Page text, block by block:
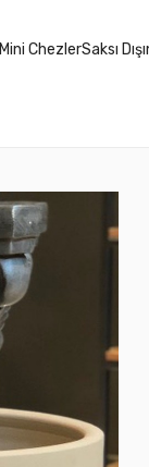
Mini ChezlerSaksı